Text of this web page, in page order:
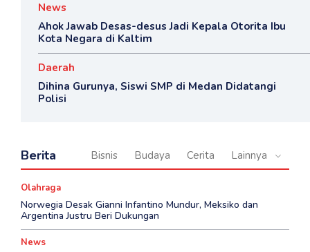
News
Ahok Jawab Desas-desus Jadi Kepala Otorita Ibu
Kota Negara di Kaltim
Daerah
Dihina Gurunya, Siswi SMP di Medan Didatangi
Polisi
Berita Bisnis Budaya Cerita Lainnya
Olahraga
Norwegia Desak Gianni Infantino Mundur, Meksiko dan
Argentina Justru Beri Dukungan
News